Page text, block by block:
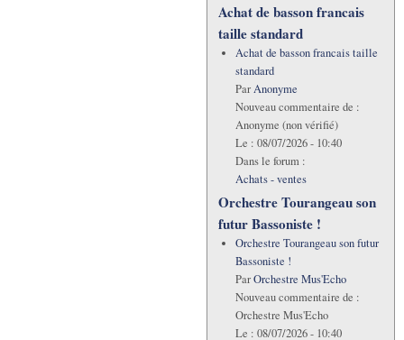
Achat de basson francais
taille standard
Achat de basson francais taille
standard
ParAnonyme
Nouveau commentaire de :
Anonyme (non vérifié)
Le : 08/07/2026 - 10:40
Dans le forum :
Achats - ventes
Orchestre Tourangeau son
futur Bassoniste !
Orchestre Tourangeau son futur
Bassoniste !
ParOrchestre Mus'Echo
Nouveau commentaire de :
Orchestre Mus'Echo
Le : 08/07/2026 - 10:40